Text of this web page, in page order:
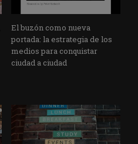
El buzón como nueva
portada: la estrategia de los
medios para conquistar
ciudad a ciudad